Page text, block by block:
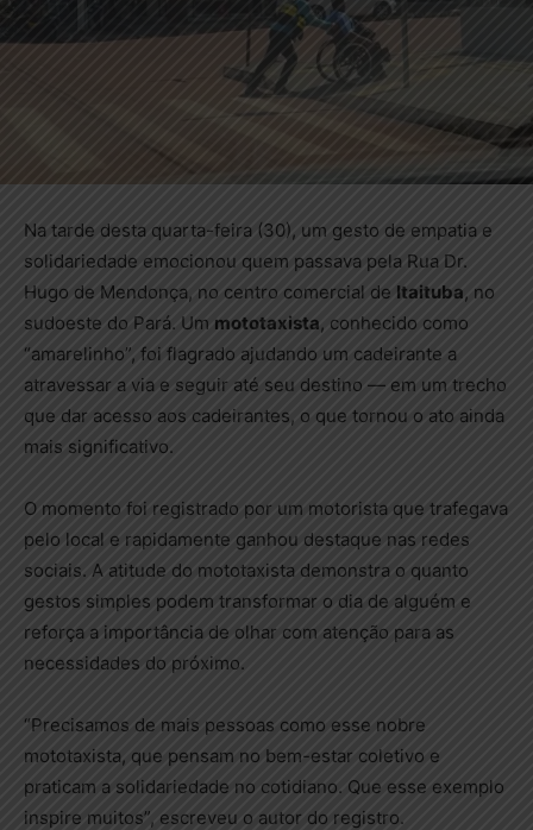
Na tarde desta quarta-feira (30), um gesto de empatia e
solidariedade emocionou quem passava pela Rua Dr.
Hugo de Mendonça, no centro comercial de Itaituba, no
sudoeste do Pará. Um mototaxista, conhecido como
“amarelinho”, foi flagrado ajudando um cadeirante a
atravessar a via e seguir até seu destino — em um trecho
que dar acesso aos cadeirantes, o que tornou o ato ainda
mais significativo.
O momento foi registrado por um motorista que trafegava
pelo local e rapidamente ganhou destaque nas redes
sociais. A atitude do mototaxista demonstra o quanto
gestos simples podem transformar o dia de alguém e
reforça a importância de olhar com atenção para as
necessidades do próximo.
“Precisamos de mais pessoas como esse nobre
mototaxista, que pensam no bem-estar coletivo e
praticam a solidariedade no cotidiano. Que esse exemplo
inspire muitos”, escreveu o autor do registro.